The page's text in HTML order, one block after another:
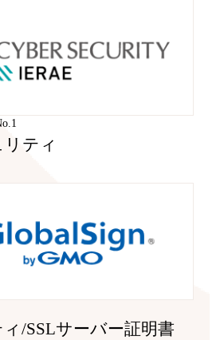
ティ
ィ/SSLサーバー証明書